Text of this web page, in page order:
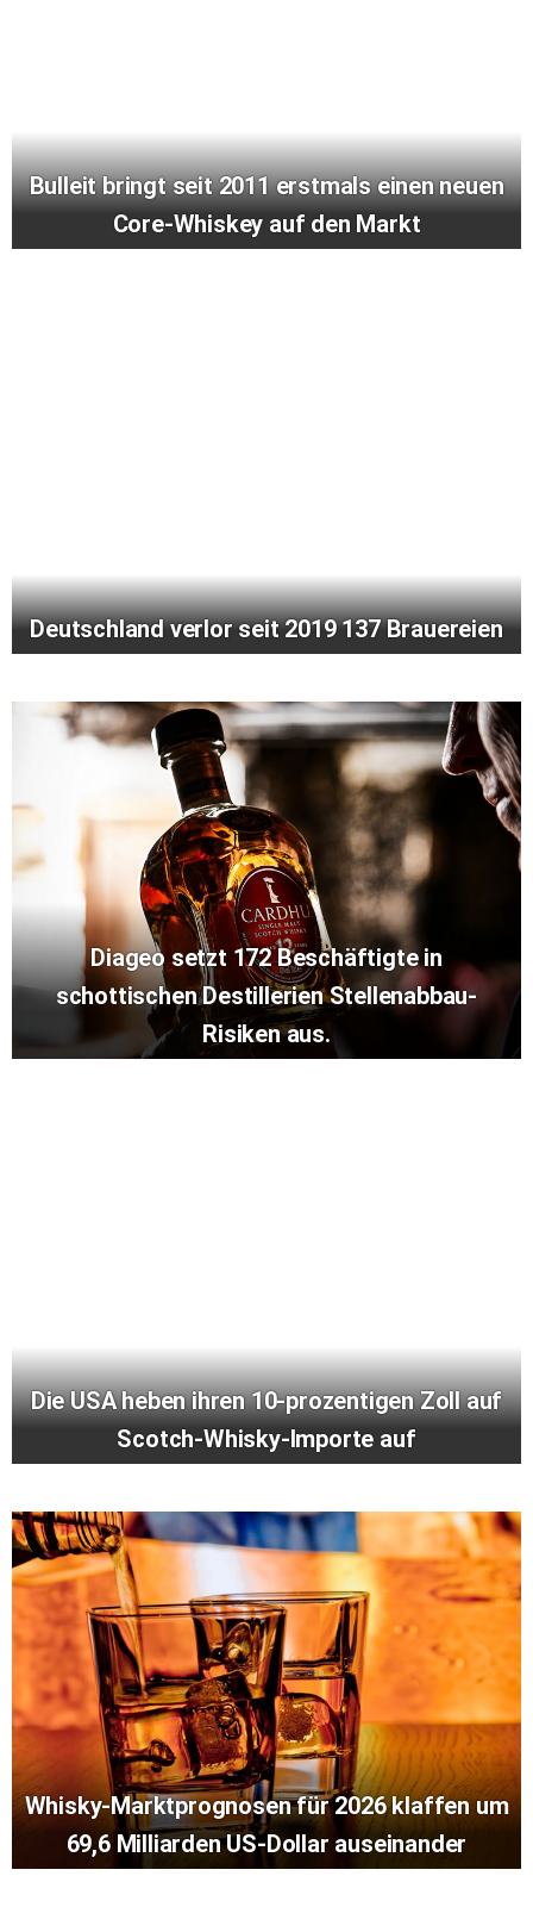
Bulleit bringt seit 2011 erstmals einen neuen
Core-Whiskey auf den Markt
Deutschland verlor seit 2019 137 Brauereien
Diageo setzt 172 Beschäftigte in
schottischen Destillerien Stellenabbau-
Risiken aus.
Die USA heben ihren 10-prozentigen Zoll auf
Scotch-Whisky-Importe auf
Whisky-Marktprognosen für 2026 klaffen um
69,6 Milliarden US-Dollar auseinander